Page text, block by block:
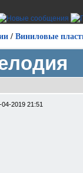
/ Виниловые
04-2019 21:51